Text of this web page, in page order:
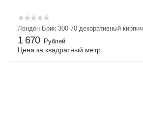
Лондон Брик 300-70 декоративный кирпич
1 670 Рублей
Цена за квадратный метр